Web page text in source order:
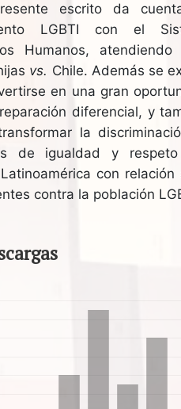
escrito da
LGBTI con el
Humanos,
vs. Chile. Además se
en una gran
diferencial, y
la
de igualdad y
con relación
contra la población